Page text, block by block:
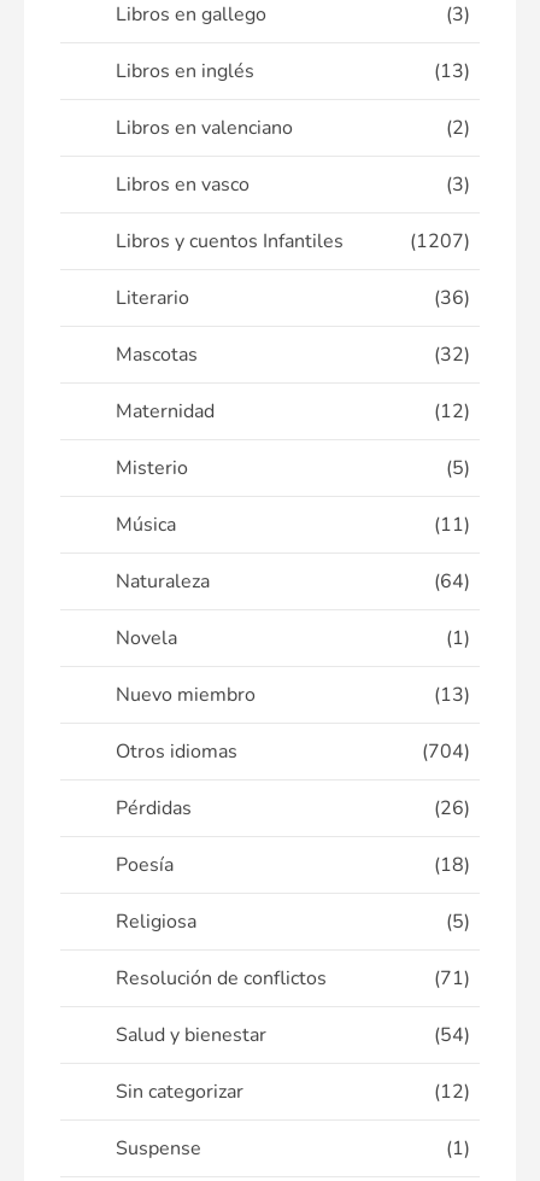
Libros en gallego (3)
Libros en inglés (13)
Libros en valenciano (2)
Libros en vasco (3)
Libros y cuentos Infantiles (1207)
Literario (36)
Mascotas (32)
Maternidad (12)
Misterio (5)
Música (11)
Naturaleza (64)
Novela (1)
Nuevo miembro (13)
Otros idiomas (704)
Pérdidas (26)
Poesía (18)
Religiosa (5)
Resolución de conflictos (71)
Salud y bienestar (54)
Sin categorizar (12)
Suspense (1)